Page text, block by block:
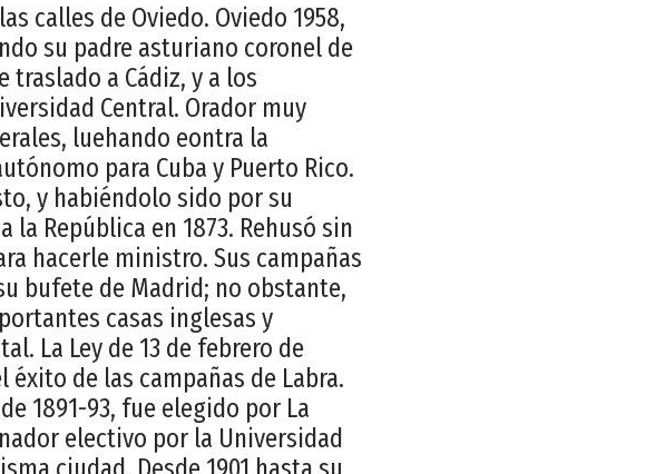
calles de Oviedo. Oviedo 1958,
su padre asturiano coronel de
traslado a Cádiz, y a los
Central. Orador muy
luehando eontra la
para Cuba y Puerto Rico.
y habiéndolo sido por su
República en 1873. Rehusó sin
hacerle ministro. Sus campañas
bufete de Madrid; no obstante,
casas inglesas y
La Ley de 13 de febrero de
de las campañas de Labra.
1891-93, fue elegido por La
electivo por la Universidad